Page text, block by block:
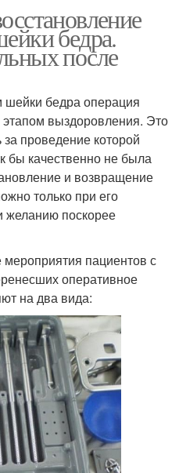
бедра.
после
бедра операция
выздоровления. Это
за проведение которой
бы качественно не была
и возвращение
только при его
желанию поскорее
пациентов с
оперативное
на два вида: